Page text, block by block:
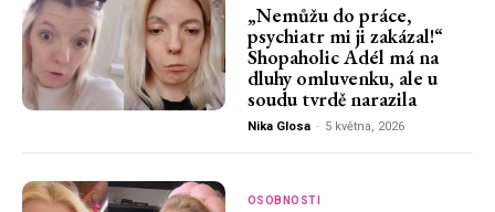
„Nemůžu do práce,
psychiatr mi ji zakázal!“
Shopaholic Adél má na
dluhy omluvenku, ale u
soudu tvrdě narazila
Nika Glosa - 5 května, 2026
OSOBNOSTI